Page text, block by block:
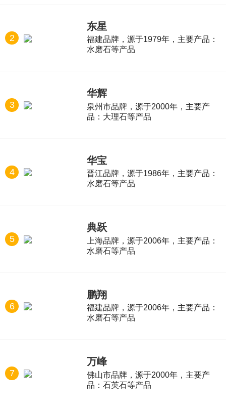
2
东星
福建品牌，源于1979年，主要产品：
水磨石等产品
3
华辉
泉州市品牌，源于2000年，主要产
品：大理石等产品
4
华宝
晋江品牌，源于1986年，主要产品：
水磨石等产品
5
典跃
上海品牌，源于2006年，主要产品：
水磨石等产品
6
鹏翔
福建品牌，源于2006年，主要产品：
水磨石等产品
7
万峰
佛山市品牌，源于2000年，主要产
品：石英石等产品